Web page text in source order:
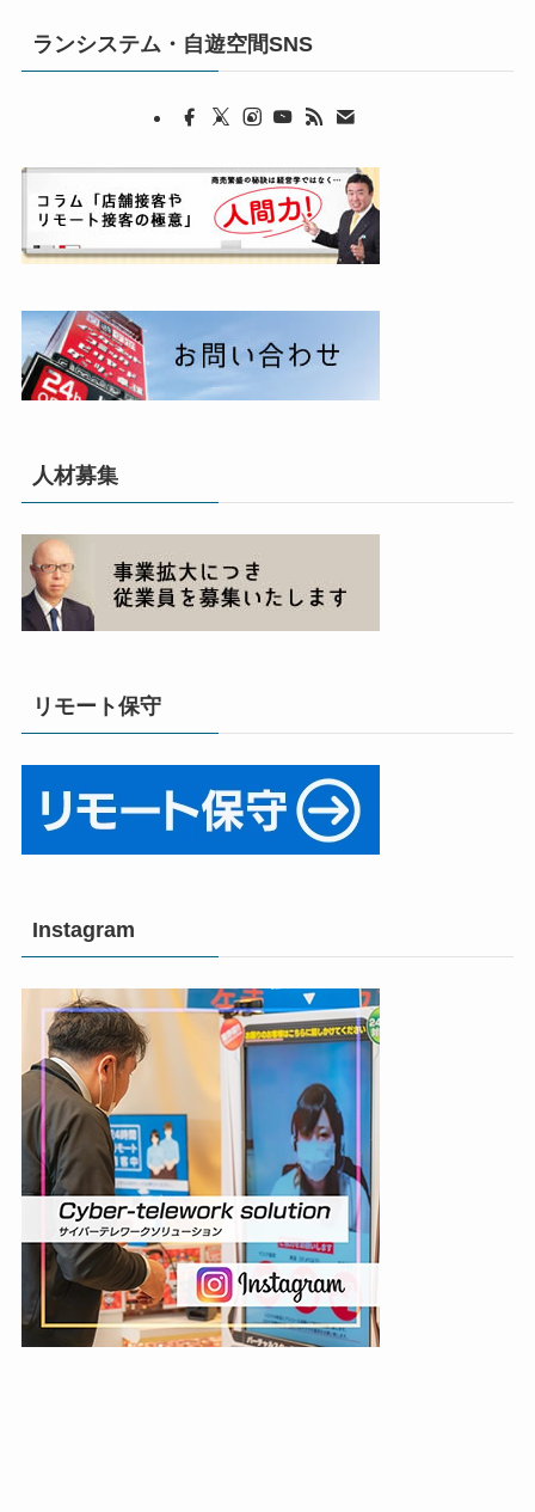
ランシステム・自遊空間SNS
人材募集
リモート保守
Instagram